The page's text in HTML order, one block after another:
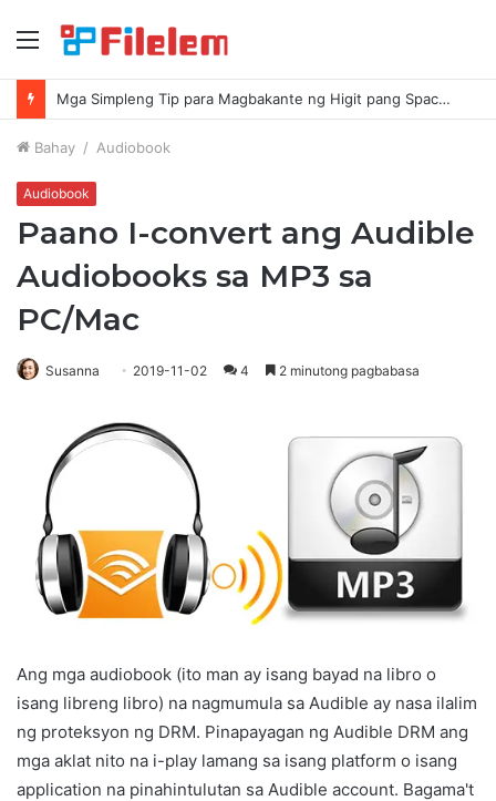
Menu
Mga Simpleng Tip para Magbakante ng Higit pang Space sa Iyong Mac
Bahay / Audiobook
Audiobook
Paano I-convert ang Audible
Audiobooks sa MP3 sa
PC/Mac
Susanna 2019-11-02 4 2 minutong pagbabasa
Ang mga audiobook (ito man ay isang bayad na libro o
isang libreng libro) na nagmumula sa Audible ay nasa ilalim
ng proteksyon ng DRM. Pinapayagan ng Audible DRM ang
mga aklat nito na i-play lamang sa isang platform o isang
application na pinahintulutan sa Audible account. Bagama't